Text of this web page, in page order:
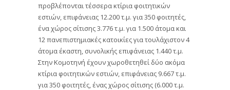
προβλέπονται τέσσερα κτίρια φοιτητικών
εστιών, επιφάνειας 12.200 τ.μ. για 350 φοιτητές,
ένα χώρος σίτισης 3.776 τ.μ. για 1.500 άτομα και
12 πανεπιστημιακές κατοικίες για τουλάχιστον 4
άτομα έκαστη, συνολικής επιφάνειας 1.440 τ.μ.
Στην Κομοτηνή έχουν χωροθετηθεί δύο ακόμα
κτίρια φοιτητικών εστιών, επιφάνειας 9.667 τ.μ.
για 350 φοιτητές, ένας χώρος σίτισης (6.000 τ.μ.